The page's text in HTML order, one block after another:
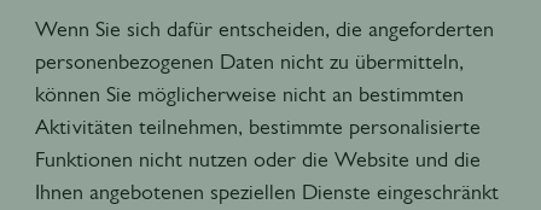
Wenn Sie sich dafür entscheiden, die angeforderten
personenbezogenen Daten nicht zu übermitteln,
können Sie möglicherweise nicht an bestimmten
Aktivitäten teilnehmen, bestimmte personalisierte
Funktionen nicht nutzen oder die Website und die
Ihnen angebotenen speziellen Dienste eingeschränkt